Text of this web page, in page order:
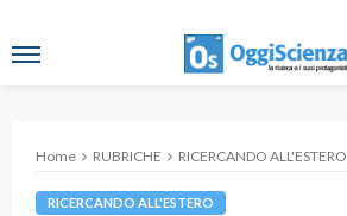
Home RUBRICHE RICERCANDO ALL'ESTERO
RICERCANDO ALL'ESTERO